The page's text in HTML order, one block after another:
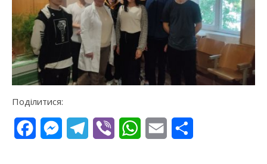
Поділитися:
FacebookMessengerTelegram
Viber WhatsApp
Email